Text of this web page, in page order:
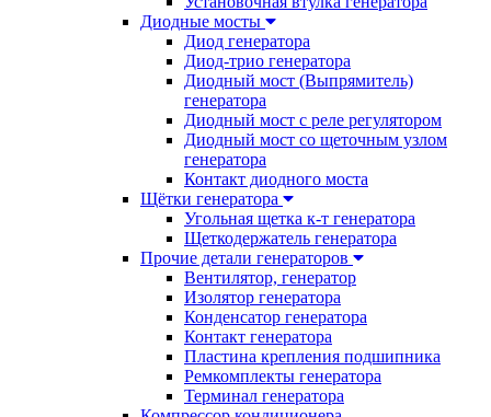
Диодные мосты
Диод генератора
Диод-трио генератора
Диодный мост (Выпрямитель)
генератора
Диодный мост с реле регулятором
Диодный мост со щеточным узлом
генератора
Контакт диодного моста
Щётки генератора
Угольная щетка к-т генератора
Щеткодержатель генератора
Прочие детали генераторов
Вентилятор, генератор
Изолятор генератора
Конденсатор генератора
Контакт генератора
Пластина крепления подшипника
Ремкомплекты генератора
Терминал генератора